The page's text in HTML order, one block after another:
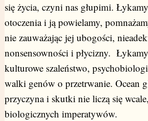
się życia, czyni nas głupimi.
otoczenia i ją powielamy,
nie zauważając jej ubogości,
nonsensowności i płycizny. Łykamy
kulturowe szaleństwo,
walki genów o przetrwanie. Ocean
przyczyna i skutki nie liczą się
biologicznych imperatywów.